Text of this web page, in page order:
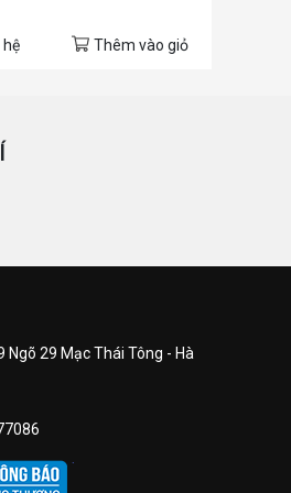
hệ Thêm vào giỏ
Ngõ 29 Mạc Thái Tông - Hà